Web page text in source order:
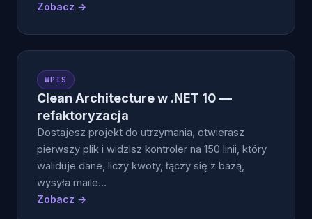
Zobacz →
WPIS
Clean Architecture w .NET 10 —
refaktoryzacja
Dostajesz projekt do utrzymania, otwierasz
pierwszy plik i widzisz kontroler na 150 linii, który
waliduje dane, liczy kwoty, łączy się z bazą,
wysyła maile…
Zobacz →